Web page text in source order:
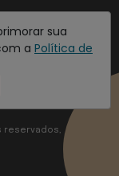
sua
a Política de
reservados,